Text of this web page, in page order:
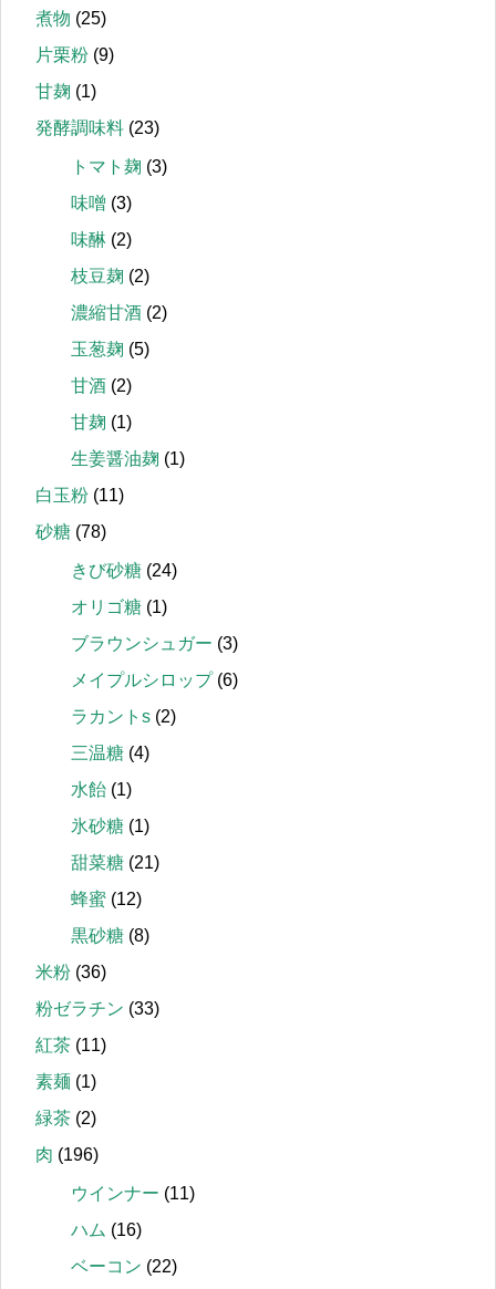
煮物 (25)
片栗粉 (9)
甘麹 (1)
発酵調味料 (23)
トマト麹 (3)
味噌 (3)
味醂 (2)
枝豆麹 (2)
濃縮甘酒 (2)
玉葱麹 (5)
甘酒 (2)
甘麹 (1)
生姜醤油麹 (1)
白玉粉 (11)
砂糖 (78)
きび砂糖 (24)
オリゴ糖 (1)
ブラウンシュガー (3)
メイプルシロップ(6)
ラカントs (2)
三温糖 (4)
水飴 (1)
氷砂糖 (1)
甜菜糖 (21)
蜂蜜 (12)
黒砂糖 (8)
米粉 (36)
粉ゼラチン (33)
紅茶 (11)
素麺 (1)
緑茶 (2)
肉 (196)
ウインナー (11)
ハム (16)
ベーコン (22)